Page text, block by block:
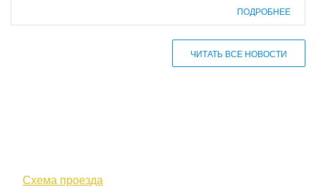
ПОДРОБНЕЕ
ЧИТАТЬ ВСЕ НОВОСТИ
Схема проезда